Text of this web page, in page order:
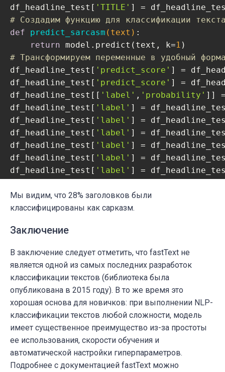
df_headline_test[ 'TITLE' ] =
# Создадим функцию для классификации
def
predict_sarcasm (text) :
return model.predict(text, k=1
# Трансформируем переменные в удобный
df_headline_test[ 'predict_score' ] =
df_headline_test[ 'predict_score' ] =
df_headline_test[[ 'label' , 'probability' ]]
df_headline_test[ 'label' ] =
df_headline_test[ 'label' ] =
df_headline_test[ 'label' ] =
df_headline_test[ 'label' ] =
df_headline_test[ 'label' ] =
df_headline_test[ 'label' ] =
df_headline_test['probability'
df_headline_test['probability'
df_headline_test[
# Удаляем ненужную переменную
df_headline_test =
# Отобразим количество спрогнозированых
0
0.710827
1
0.289173
Мы видим, что 28% заголовков были
классифицированы как сарказм.
Заключение
В заключение следует отметить, что fastText не
является одной из самых последних разработок
классификации текстов (библиотека была
опубликована в 2015 году). В то же время это
хорошая основа для новичков: при выполнении NLP-
классификации текстов любой сложности, модель
имеет существенное преимущество из-за простоты
ее использования, скорости обучения и
автоматической настройки гиперпараметров.
Подробнее с документацией fastText можно